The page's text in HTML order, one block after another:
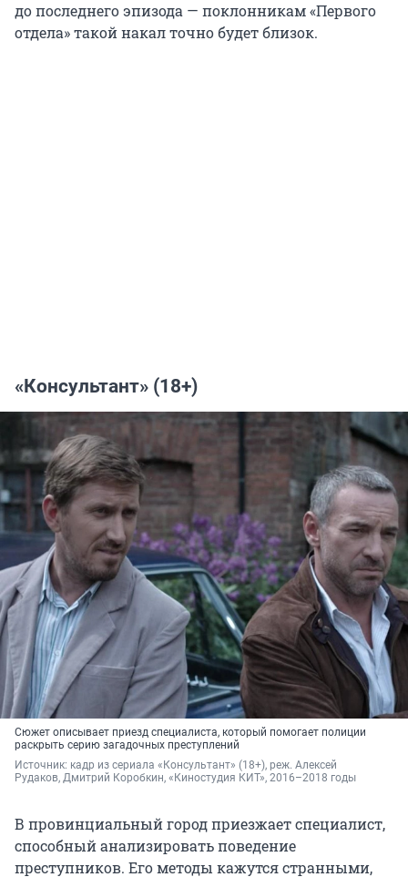
до последнего эпизода — поклонникам «Первого
отдела» такой накал точно будет близок.
«Консультант» (18+)
Сюжет описывает приезд специалиста, который помогает полиции
раскрыть серию загадочных преступлений
Источник: кадр из сериала «Консультант» (18+), реж. Алексей
Рудаков, Дмитрий Коробкин, «Киностудия КИТ», 2016–2018 годы
В провинциальный город приезжает специалист,
способный анализировать поведение
преступников. Его методы кажутся странными,